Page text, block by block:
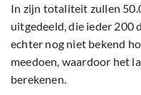
In zijn totaliteit zullen
uitgedeeld, die ieder 200
echter nog niet bekend
meedoen, waardoor het
berekenen.